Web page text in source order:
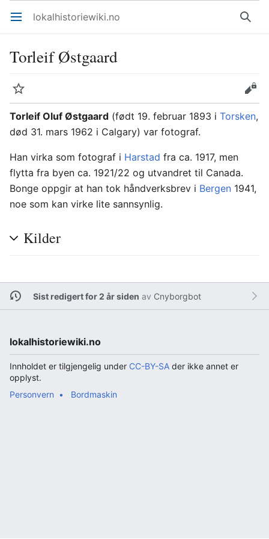
Åpne hovedmenyen lokalhistoriewiki.no Søk
Torleif Østgaard
Overvåk
Rediger
Torleif Oluf Østgaard (født 19. februar 1893 i Torsken,
død 31. mars 1962 i Calgary) var fotograf.
Han virka som fotograf i Harstad fra ca. 1917, men
flytta fra byen ca. 1921/22 og utvandret til Canada.
Bonge oppgir at han tok håndverksbrev i Bergen 1941,
noe som kan virke lite sannsynlig.
Kilder
Sist redigert for 2 år siden av Cnyborgbot
lokalhistoriewiki.no
Innholdet er tilgjengelig under CC-BY-SA der ikke annet er
opplyst.
Personvern
Bordmaskin